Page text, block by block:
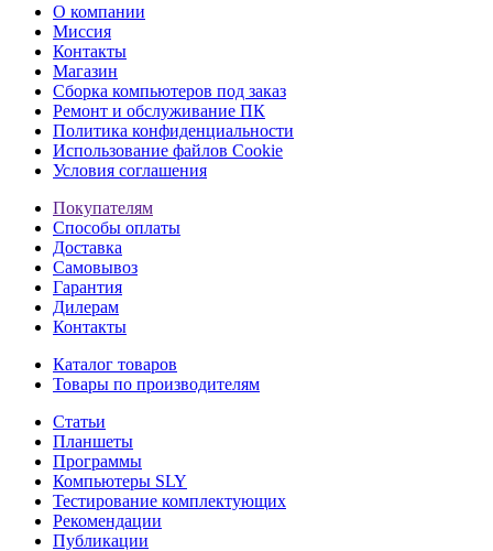
О компании
Миссия
Контакты
Магазин
Сборка компьютеров под заказ
Ремонт и обслуживание ПК
Политика конфиденциальности
Использование файлов Cookie
Условия соглашения
Покупателям
Способы оплаты
Доставка
Самовывоз
Гарантия
Дилерам
Контакты
Каталог товаров
Товары по производителям
Статьи
Планшеты
Программы
Компьютеры SLY
Тестирование комплектующих
Рекомендации
Публикации